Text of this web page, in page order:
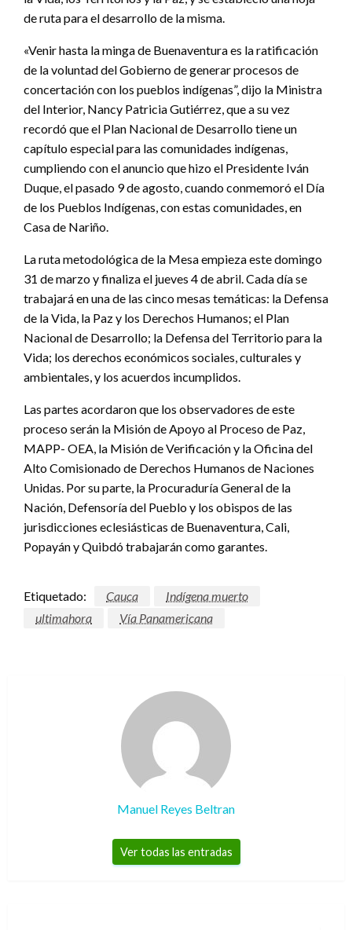
de ruta para el desarrollo de la misma.
«Venir hasta la minga de Buenaventura es la ratificación
de la voluntad del Gobierno de generar procesos de
concertación con los pueblos indígenas”, dijo la Ministra
del Interior, Nancy Patricia Gutiérrez, que a su vez
recordó que el Plan Nacional de Desarrollo tiene un
capítulo especial para las comunidades indígenas,
cumpliendo con el anuncio que hizo el Presidente Iván
Duque, el pasado 9 de agosto, cuando conmemoró el Día
de los Pueblos Indígenas, con estas comunidades, en
Casa de Nariño.
La ruta metodológica de la Mesa empieza este domingo
31 de marzo y finaliza el jueves 4 de abril. Cada día se
trabajará en una de las cinco mesas temáticas: la Defensa
de la Vida, la Paz y los Derechos Humanos; el Plan
Nacional de Desarrollo; la Defensa del Territorio para la
Vida; los derechos económicos sociales, culturales y
ambientales, y los acuerdos incumplidos.
Las partes acordaron que los observadores de este
proceso serán la Misión de Apoyo al Proceso de Paz,
MAPP- OEA, la Misión de Verificación y la Oficina del
Alto Comisionado de Derechos Humanos de Naciones
Unidas. Por su parte, la Procuraduría General de la
Nación, Defensoría del Pueblo y los obispos de las
jurisdicciones eclesiásticas de Buenaventura, Cali,
Popayán y Quibdó trabajarán como garantes.
Etiquetado: Cauca
Indígena muerto
ultimahora
Vía Panamericana
Manuel Reyes Beltran
Ver todas las entradas